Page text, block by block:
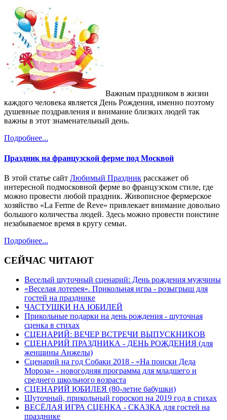
Важным праздником в жизни
каждого человека является День Рождения, именно поэтому
душевные поздравления и внимание близких людей так
важны в этот знаменательный день.
Подробнее...
Праздник на французской ферме под Москвой
В этой статье сайт Любимый Праздник расскажет об
интересной подмосковной ферме во французском стиле, где
можно провести любой праздник. Живописное фермерское
хозяйство «La Ferme de Reve» привлекает внимание довольно
большого количества людей. Здесь можно провести поистине
незабываемое время в кругу семьи.
Подробнее...
СЕЙЧАС ЧИТАЮТ
Веселый шуточный сценарий: День рождения мужчины
«Веселая лотерея». Прикольная игра - розыгрыш для
гостей на празднике
ЧАСТУШКИ НА ЮБИЛЕЙ
Прикольные подарки на день рождения - шуточная
сценка в стихах
СЦЕНАРИЙ: ВЕЧЕР ВСТРЕЧИ ВЫПУСКНИКОВ
СЦЕНАРИЙ ПРАЗДНИКА - ДЕНЬ РОЖДЕНИЯ (для
женщины Анжелы)
Сценарий на год Собаки 2018 - «На поиски Деда
Мороза» - новогодняя программа для младшего и
среднего школьного возраста
СЦЕНАРИЙ ЮБИЛЕЯ (80-летие бабушки)
Шуточный, прикольный гороскоп на 2019 год в стихах
ВЕСЁЛАЯ ИГРА СЦЕНКА - СКАЗКА для гостей на
празднике